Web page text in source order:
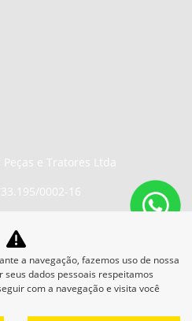
e Tratores Ltda
0002-16
o outro
a navegação, fazemos uso de nossa
dados pessoais respeitamos
com a navegação e visita você